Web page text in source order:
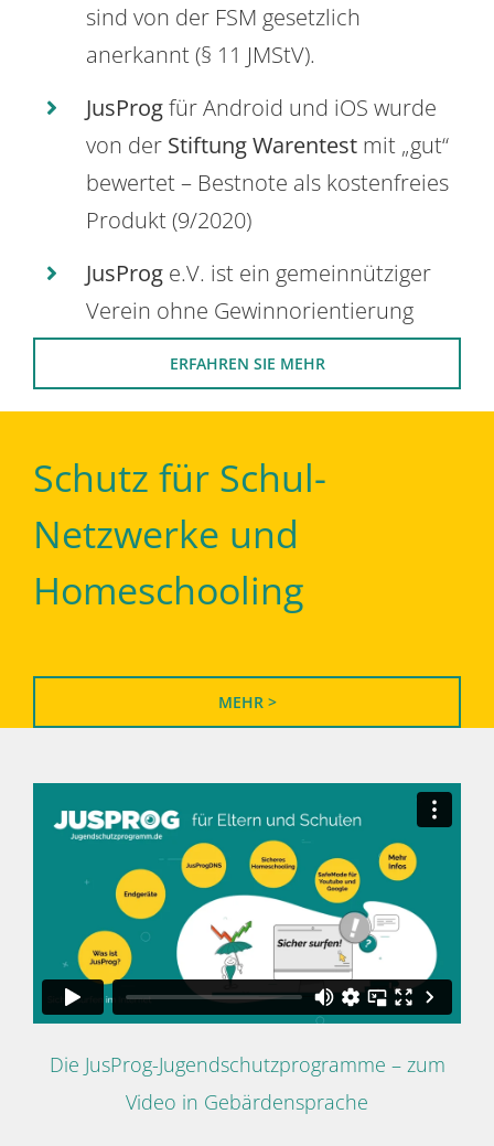
sind von der FSM gesetzlich
anerkannt (§ 11 JMStV).
JusProgfür Android und iOS wurde
von der Stiftung Warentest mit „gut“
bewertet – Bestnote als kostenfreies
Produkt (9/2020)
JusProg e.V. ist ein gemeinnütziger
Verein ohne Gewinnorientierung
ERFAHREN SIE MEHR
Schutz für Schul-
Netzwerke und
Homeschooling
MEHR >
Die JusProg-Jugendschutzprogramme – zum
Video in Gebärdensprache